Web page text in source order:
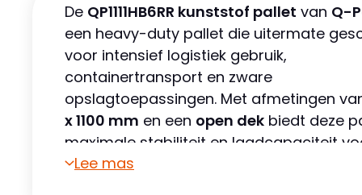
De QP1111HB6RR kunststof pallet van Q-
een heavy-duty pallet die uitermate
voor intensief logistiek gebruik,
containertransport en zware
opslagtoepassingen. Met afmetingen
x 1100 mm en een open dek biedt deze
maximale stabiliteit en laadcapaciteit
zware industriële toepassingen.
Lee mas